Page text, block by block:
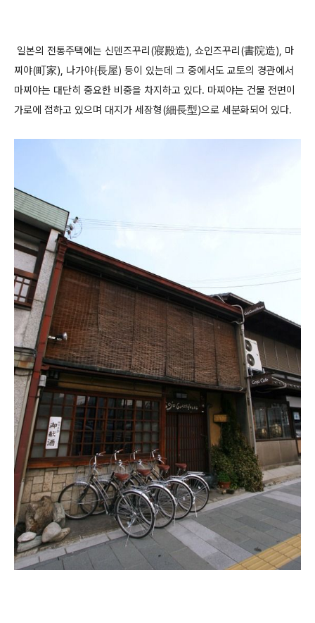
일본의 전통주택에는 신덴즈꾸리(寢殿造), 쇼인즈꾸리(書院造), 마
찌야(町家), 나가야(長屋) 등이 있는데 그 중에서도 교토의 경관에서
마찌야는 대단히 중요한 비중을 차지하고 있다. 마찌야는 건물 전면이
가로에 접하고 있으며 대지가 세장형(細長型)으로 세분화되어 있다.